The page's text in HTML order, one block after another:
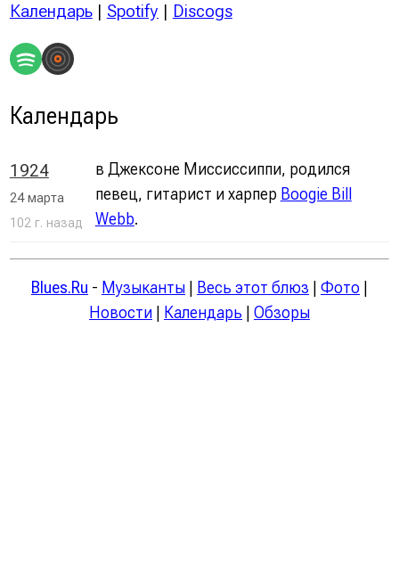
Календарь| Spotify | Discogs
Календарь
1924
24 марта
102 г. назад
в Джексоне Миссиссиппи, родился
певец, гитарист и харпер Boogie Bill
Webb.
Blues.Ru - Музыканты Весь этот блюз Фото
Новости
Календарь Обзоры